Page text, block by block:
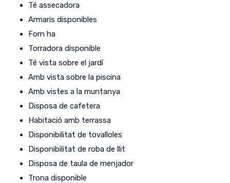
Té assecadora
Armaris disponibles
Forn ha
Torradora disponible
Té vista sobre el jardí
Amb vista sobre la piscina
Amb vistes a la muntanya
Disposa de cafetera
Habitació amb terrassa
Disponibilitat de tovalloles
Disponibilitat de roba de llit
Disposa de taula de menjador
Trona disponible